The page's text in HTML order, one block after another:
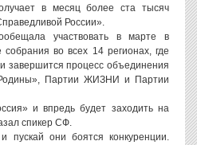
в месяц более ста тысяч
России».
участвовать в марте в
во всех 14 регионах, где
завершится процесс объединения
Партии ЖИЗНИ и Партии
и впредь будет заходить на
спикер СФ.
пускай они боятся конкуренции.